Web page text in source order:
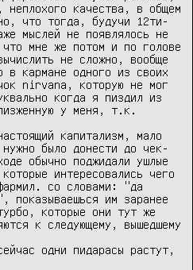
неплохого качества, в общем
что тогда, будучи 12ти-
мыслей не появлялось не
мне же потом и по голове
не сложно, вообще
в кармане одного из своих
nirvana, которую не мог
когда я пиздил из
у меня, т.к.
капитализм, мало
было донести до чек-
обычно поджидали ушлые
интересовались чего
со словами: "да
показываешься им заранее
которые они тут же
к следующему, вышедшему
одни пидарасы растут,